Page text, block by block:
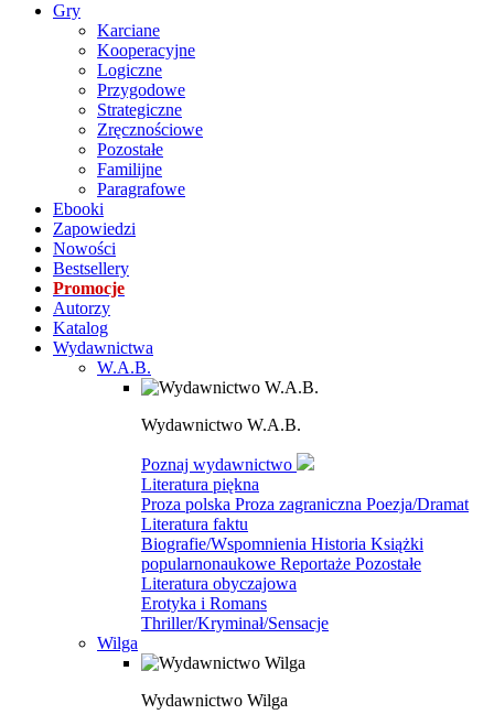
Gry
Karciane
Kooperacyjne
Logiczne
Przygodowe
Strategiczne
Zręcznościowe
Pozostałe
Familijne
Paragrafowe
Ebooki
Zapowiedzi
Nowości
Bestsellery
Promocje
Autorzy
Katalog
Wydawnictwa
W.A.B.
Wydawnictwo W.A.B.
Poznaj wydawnictwo
Literatura piękna
Proza polska Proza zagraniczna Poezja/Dramat
Literatura faktu
Biografie/Wspomnienia Historia Książki
popularnonaukowe Reportaże Pozostałe
Literatura obyczajowa
Erotyka i Romans
Thriller/Kryminał/Sensacje
Wilga
Wydawnictwo Wilga